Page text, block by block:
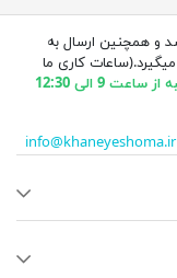
و همچنین ارسال به
کاری ما
ساعت 9 الی 12:30
info@khaneyeshoma.ir